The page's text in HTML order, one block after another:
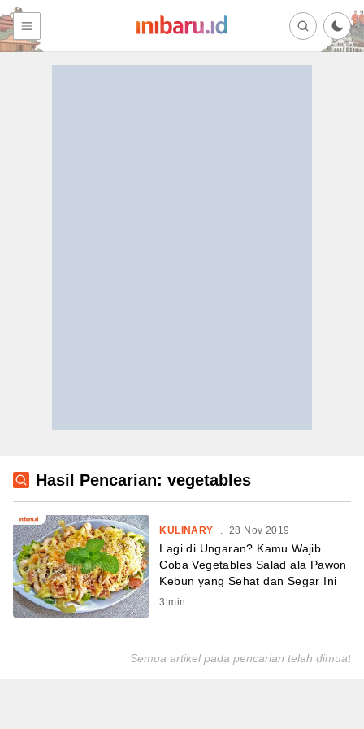
Hasil Pencarian: vegetables
KULINARY . 28 Nov 2019
Lagi di Ungaran? Kamu Wajib
Coba Vegetables Salad ala Pawon
Kebun yang Sehat dan Segar Ini
3 min
Semua artikel pada pencarian telah dimuat